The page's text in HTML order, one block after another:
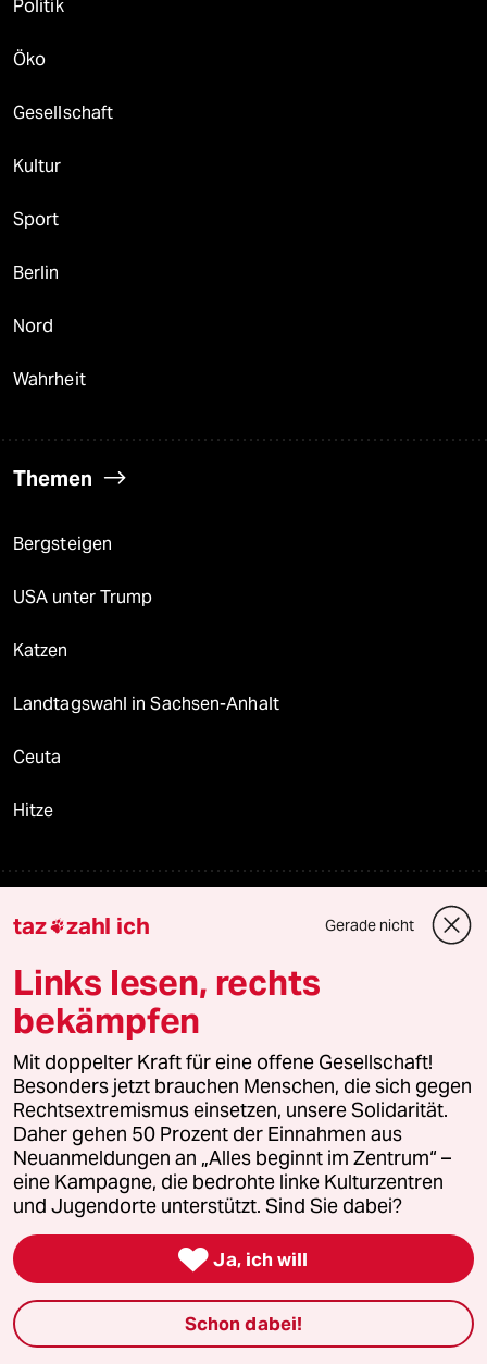
Politik
Öko
Gesellschaft
Kultur
Sport
Berlin
Nord
Wahrheit
Themen
Bergsteigen
USA unter Trump
Katzen
Landtagswahl in Sachsen-Anhalt
Ceuta
Hitze
Aktuelles
Hausblog
Die Seitenwende
Stellen
Presse
Unterstützen
abo
taz zahl ich Gerade nicht
Links lesen, rechts
bekämpfen
Mit doppelter Kraft für eine offene Gesellschaft!
Besonders jetzt brauchen Menschen, die sich gegen
Rechtsextremismus einsetzen, unsere Solidarität.
Daher gehen 50 Prozent der Einnahmen aus
Neuanmeldungen an „Alles beginnt im Zentrum“ –
eine Kampagne, die bedrohte linke Kulturzentren
und Jugendorte unterstützt. Sind Sie dabei?
 Ja, ich will
Schon dabei!